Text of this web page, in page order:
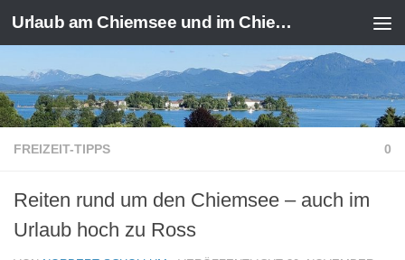
Zum Inhalt springen Urlaub am Chiemsee und im Chiemgau
FREIZEIT-TIPPS 0
Reiten rund um den Chiemsee – auch im
Urlaub hoch zu Ross